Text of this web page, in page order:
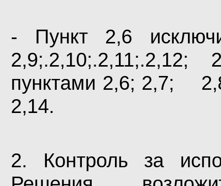
- Пункт 2,6
пунктами 2,6; 2,7;
2,14.
2. Контроль за